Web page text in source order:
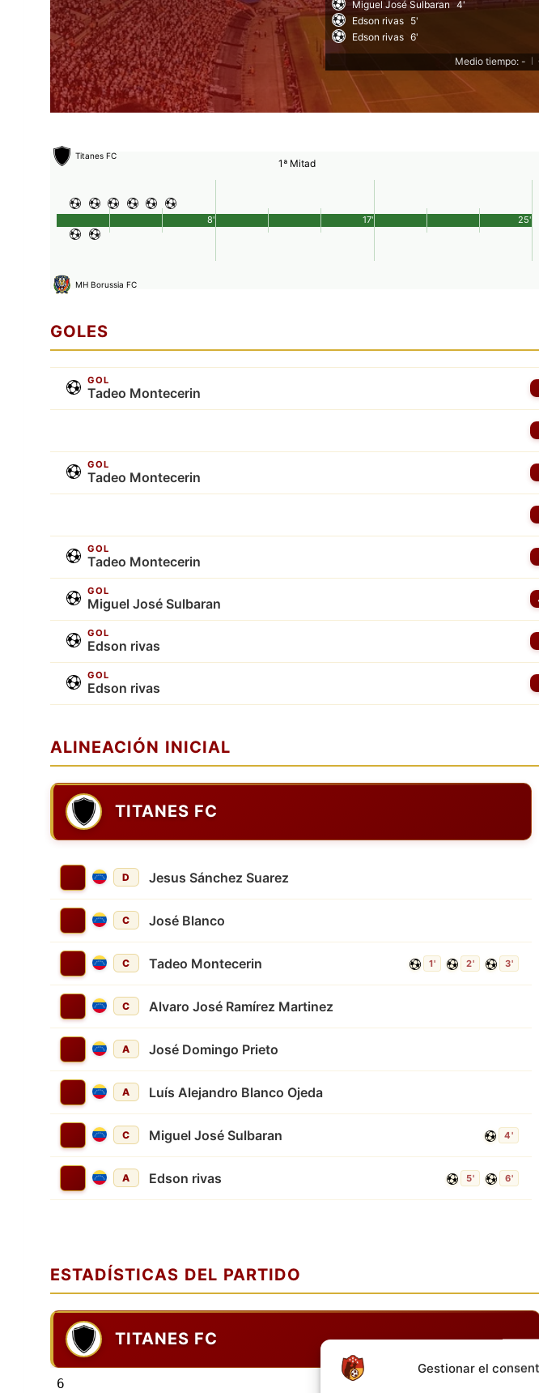
Gestionar el
Miguel José Sulbaran 4'
Edson rivas 5'
Edson rivas 6'
Medio tiempo: -
Titanes FC
1ª Mitad
MH Borussia FC
25'
8' 17'
GOLES
GOL
Tadeo Montecerin
GOL
Tadeo Montecerin
GOL
Tadeo Montecerin
GOL
Miguel José Sulbaran
GOL
Edson rivas
GOL
Edson rivas
ALINEACIÓN INICIAL
TITANES FC
D Jesus Sánchez Suarez
C José Blanco
C Tadeo Montecerin 1' 2' 3'
C Alvaro José Ramírez Martinez
A José Domingo Prieto
A Luís Alejandro Blanco Ojeda
C Miguel José Sulbaran 4'
A Edson rivas 5' 6'
ESTADÍSTICAS DEL PARTIDO
TITANES FC
6